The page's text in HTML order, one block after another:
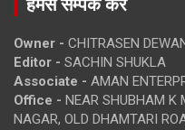
हमसे सम्पर्क करें
Owner - CHITRASEN
Editor - SACHIN SHUKLA
Associate - AMAN
Office - NEAR SHUBHAM K
NAGAR, OLD DHAMTARI